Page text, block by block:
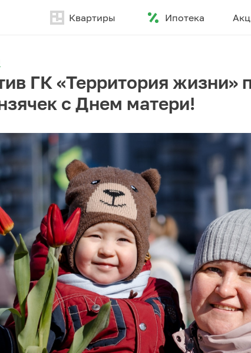
Квартиры Ипотека
ГК «Территория жизни»
с Днем матери!